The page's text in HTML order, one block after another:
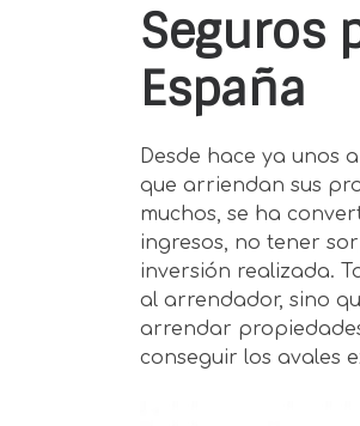
Seguros
España
Desde hace ya unos
que arriendan sus
muchos, se ha
ingresos, no tener
inversión realizada.
al arrendador, sino
arrendar
conseguir los avales